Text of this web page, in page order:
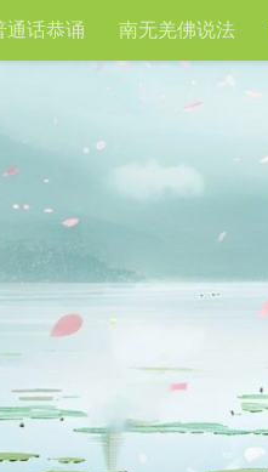
通话恭诵 南无羌佛说法